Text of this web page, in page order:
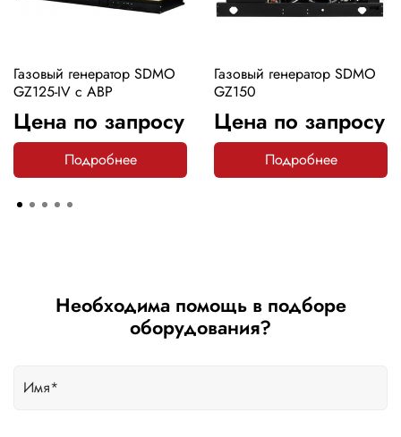
Газовый генератор SDMO
GZ125-IV с АВР
Цена по запросу
Подробнее
Газовый генератор SDMO
GZ150
Цена по запросу
Подробнее
Необходима помощь в подборе
оборудования?